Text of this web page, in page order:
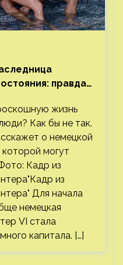
правда
жизнь
Как бы не так.
о немецкой
могут
Кадр из
из
Для начала
немецкая
VI стала
капитала. […]